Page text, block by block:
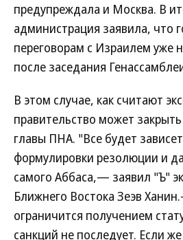
предупреждала и Москва. В
администрация заявила, что
переговорам с Израилем уже
после заседания
В этом случае, как считают
правительство может
главы ПНА. "Все будет
формулировки резолюции и
самого Аббаса,— заявил "Ъ"
Ближнего Востока Зеэв
ограничится получением
санкций не последует. Если